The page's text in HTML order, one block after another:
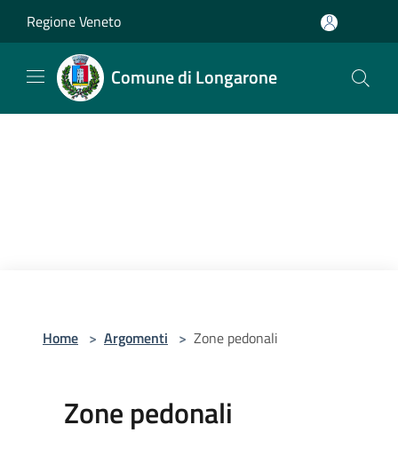
Regione Veneto
Comune di Longarone
Home > Argomenti > Zone pedonali
Zone pedonali